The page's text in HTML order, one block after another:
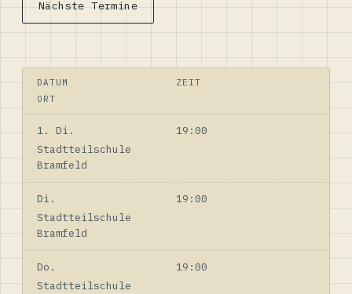
Nächste Termine
DATUM
ZEIT
ORT
1. Di.
19:00
Stadtteilschule
Bramfeld
Di.
19:00
Stadtteilschule
Bramfeld
Do.
19:00
Stadtteilschule